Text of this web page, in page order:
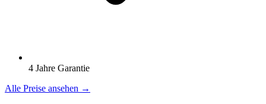
4 Jahre Garantie
Alle Preise ansehen →